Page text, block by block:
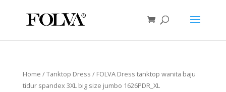
Home /Tanktop Dress / FOLVA Dress tanktop wanita baju
tidur spandex 3XL big size jumbo 1626PDR_XL